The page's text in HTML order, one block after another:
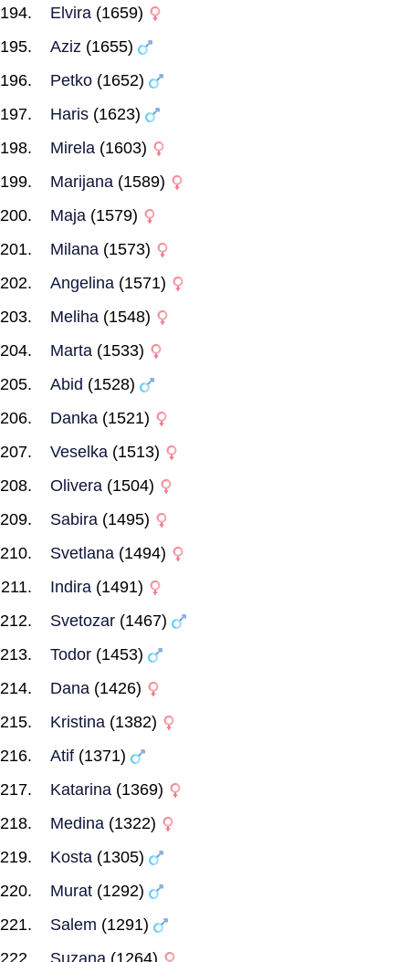
Elvira (1659)
Aziz (1655)
Petko (1652)
Haris (1623)
Mirela (1603)
Marijana (1589)
Maja (1579)
Milana (1573)
Angelina (1571)
Meliha (1548)
Marta (1533)
Abid (1528)
Danka (1521)
Veselka (1513)
Olivera (1504)
Sabira (1495)
Svetlana (1494)
Indira (1491)
Svetozar (1467)
Todor (1453)
Dana (1426)
Kristina (1382)
Atif (1371)
Katarina (1369)
Medina (1322)
Kosta (1305)
Murat (1292)
Salem (1291)
Suzana (1264)